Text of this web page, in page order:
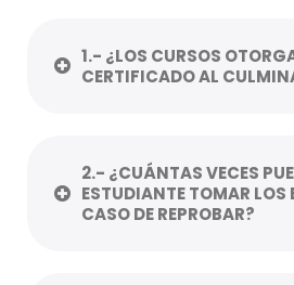
1.- ¿LOS CURSOS
CERTIFICADO AL
2.- ¿CUÁNTAS VECES
ESTUDIANTE TOMAR LOS
CASO DE REPROBAR?